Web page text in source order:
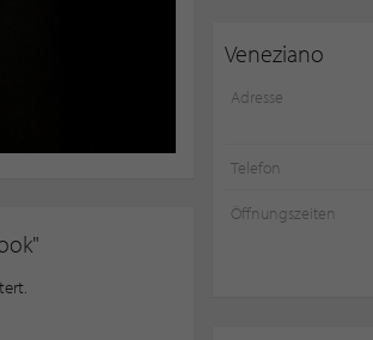
Veneziano
Adresse
Telefon
Öffnungszeiten